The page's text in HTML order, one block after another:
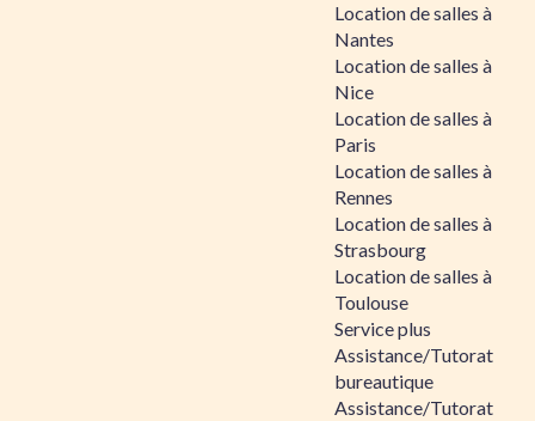
Location de salles à
Nantes
Location de salles à
Nice
Location de salles à
Paris
Location de salles à
Rennes
Location de salles à
Strasbourg
Location de salles à
Toulouse
Service plus
Assistance/Tutorat
bureautique
Assistance/Tutorat